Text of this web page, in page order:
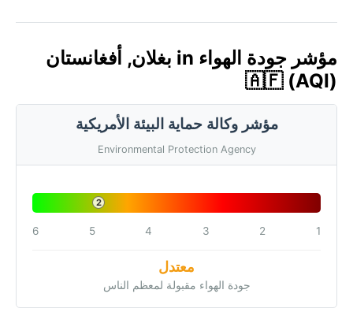
مؤشر جودة الهواء in بغلان, أفغانستان
🇦🇫 (AQI)
مؤشر وكالة حماية البيئة الأمريكية
Environmental Protection Agency
2
1
2
3
4
5
6
معتدل
جودة الهواء مقبولة لمعظم الناس